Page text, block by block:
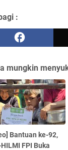
:
mungkin
Bantuan ke-92,
HILMI FPI Buka